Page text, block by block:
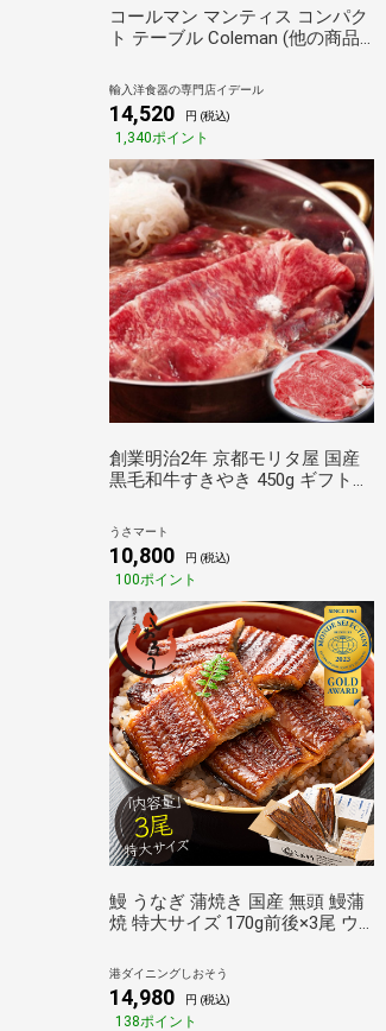
コールマン マンティス コンパク
ト テーブル Coleman (他の商品
ンピング テーブル 折り畳み
輸入洋食器の専門店イデール
14,520 円 (税込)
1,340ポイント
創業明治2年 京都モリタ屋 国産
黒毛和牛すきやき 450g ギフト
うさマート
10,800 円 (税込)
100ポイント
鰻 うなぎ 蒲焼き 国産 無頭 鰻蒲
焼 特大サイズ 170g前後×3尾 ウ
焼き 鰻の蒲焼 うなぎ蒲焼 ウナギ
蒲焼き 国産うなぎ カット 贈り物
旬の味覚
港ダイニングしおそう
14,980 円 (税込)
138ポイント